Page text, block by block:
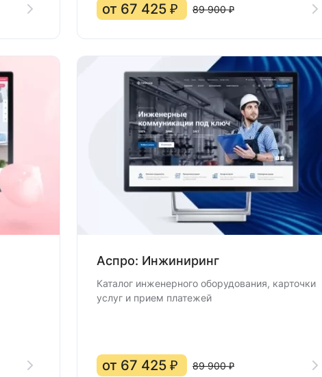
от 67 425 ₽ 89 900 ₽
Аспро: Инжиниринг
Каталог инженерного оборудования, карточки
услуг и прием платежей
от 67 425 ₽ 89 900 ₽